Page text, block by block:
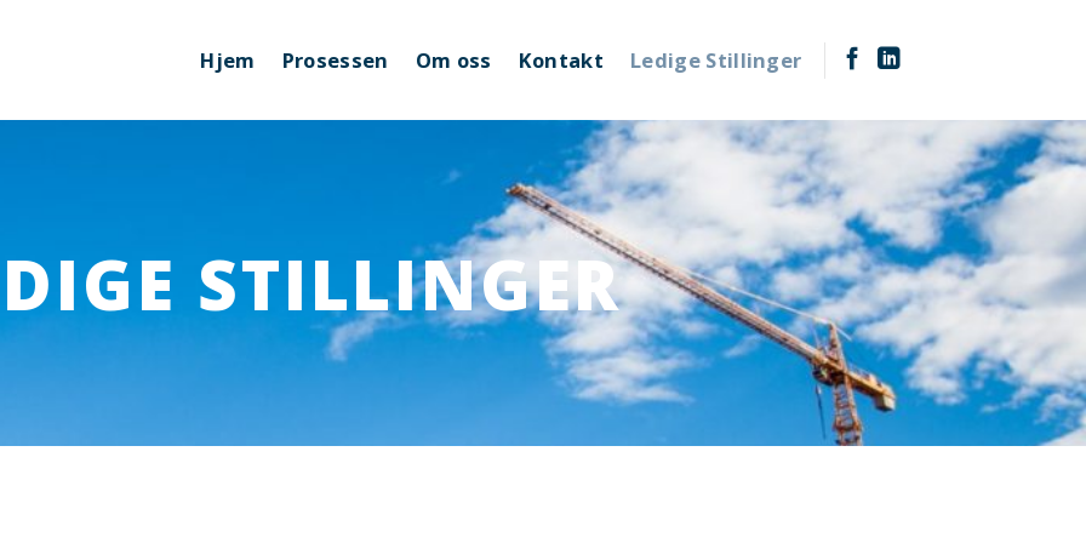
Hjem Prosessen Om oss Kontakt Ledige Stillinger
STILLINGER